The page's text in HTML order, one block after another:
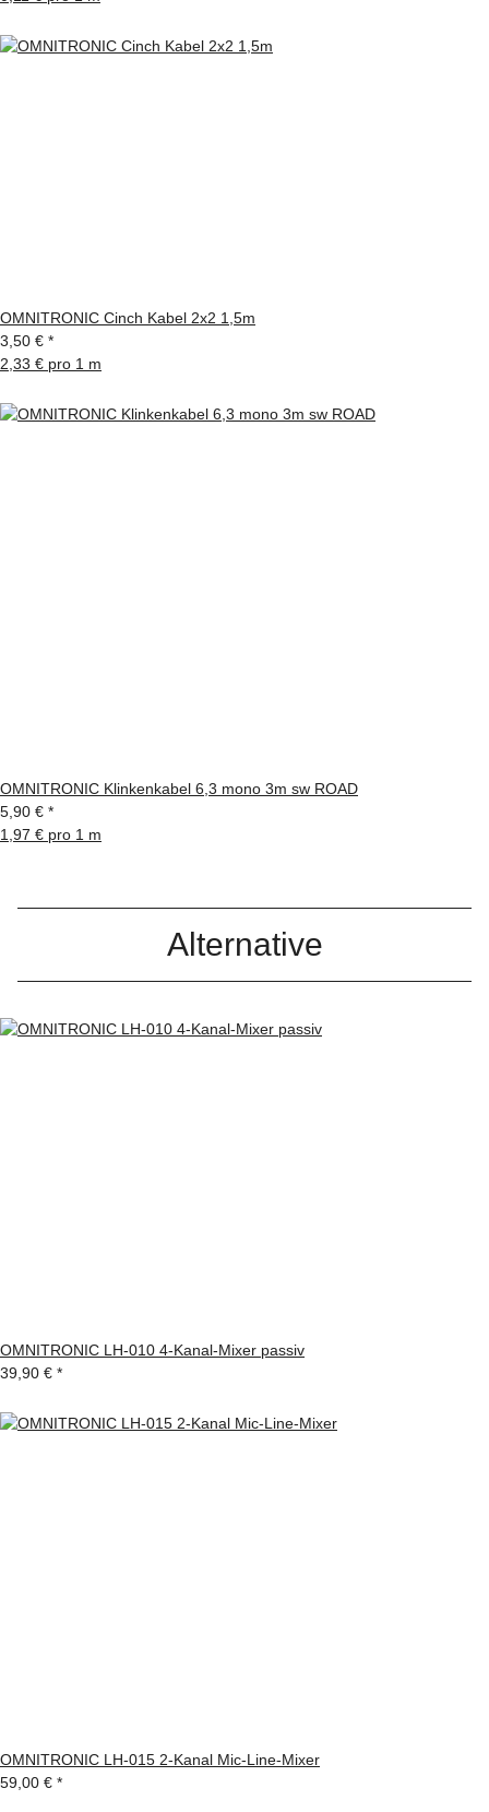
OMNITRONIC Cinch Kabel 2x2 1,5m
3,50 € *
2,33 € pro 1 m
OMNITRONIC Klinkenkabel 6,3 mono 3m sw ROAD
5,90 € *
1,97 € pro 1 m
Alternative
OMNITRONIC LH-010 4-Kanal-Mixer passiv
39,90 € *
OMNITRONIC LH-015 2-Kanal Mic-Line-Mixer
59,00 € *